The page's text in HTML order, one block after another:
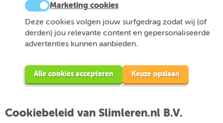
Marketing cookies
Deze cookies volgen jouw surfgedrag zodat wij (of
derden) jou relevante content en gepersonaliseerde
advertenties kunnen aanbieden.
Alle cookies accepteren Keuze opslaan
Cookiebeleid van Slimleren.nl B.V.